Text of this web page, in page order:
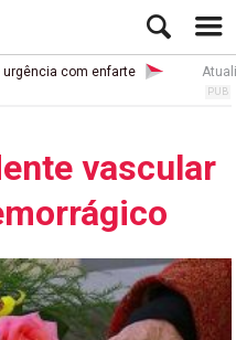
urgência com enfarte
vascular